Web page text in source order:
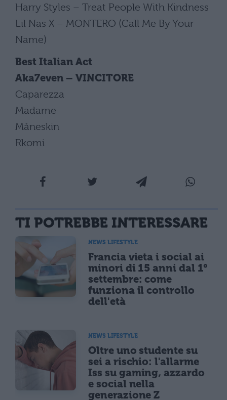
Harry Styles – Treat People With Kindness
Lil Nas X – MONTERO (Call Me By Your
Name)
Best Italian Act
Aka7even – VINCITORE
Caparezza
Madame
Måneskin
Rkomi
TI POTREBBE INTERESSARE
NEWS LIFESTYLE
Francia vieta i social ai
minori di 15 anni dal 1°
settembre: come
funziona il controllo
dell'età
NEWS LIFESTYLE
Oltre uno studente su
sei a rischio: l'allarme
Iss su gaming, azzardo
e social nella
generazione Z